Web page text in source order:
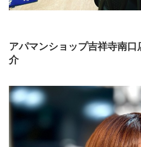
アパマンショップ吉祥寺南口
介